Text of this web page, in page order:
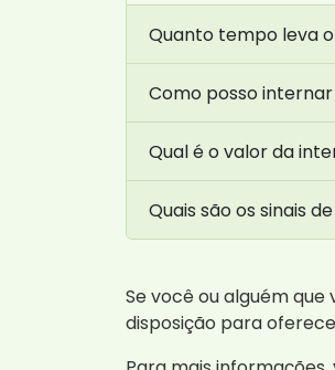
Quanto tempo leva
Como posso
Qual é o valor da
Quais são os sinais
Se você ou alguém
disposição para